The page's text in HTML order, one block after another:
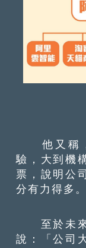
他又稱，
驗，大到機
票，說明公
分有力得多。
至於未來
說：「公司